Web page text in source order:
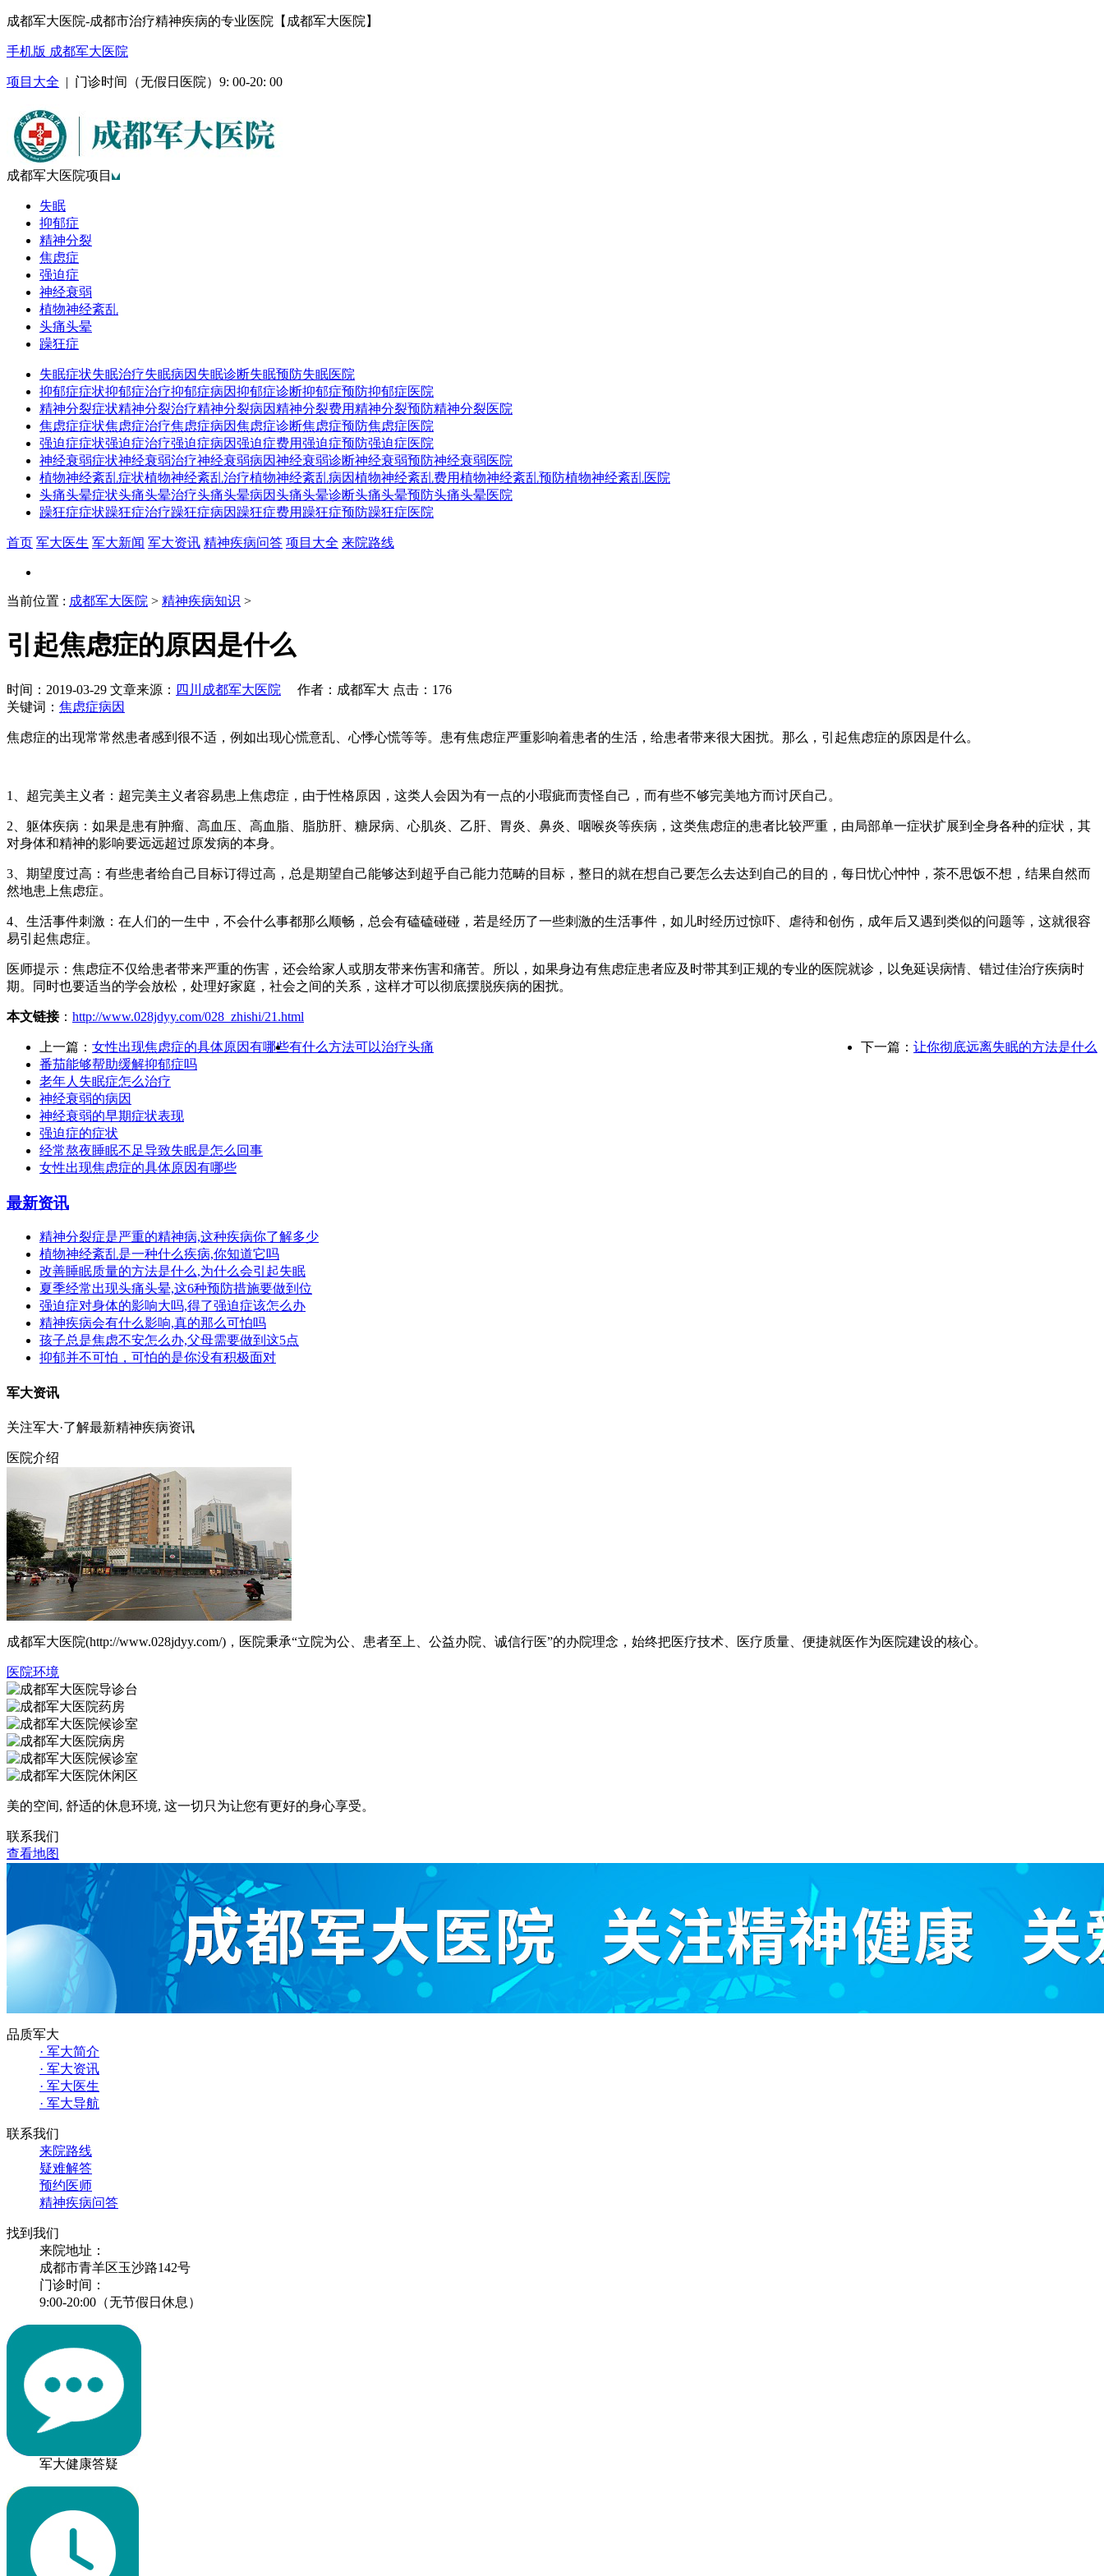
成都军大医院-成都市治疗精神疾病的专业医院【成都军大医院】
手机版 成都军大医院
项目大全 | 门诊时间（无假日医院）9: 00-20: 00
成都军大医院项目
失眠
抑郁症
精神分裂
焦虑症
强迫症
神经衰弱
植物神经紊乱
头痛头晕
躁狂症
失眠症状失眠治疗失眠病因 失眠诊断失眠预防失眠医院
抑郁症症状抑郁症治疗抑郁症病因抑郁症诊断抑郁症预防抑郁症医院
精神分裂症状精神分裂治疗精神分裂病因精神分裂费用精神分裂预防精神分裂医院
焦虑症症状焦虑症治疗焦虑症病因焦虑症诊断焦虑症预防焦虑症医院
强迫症症状强迫症治疗强迫症病因强迫症费用强迫症预防强迫症医院
神经衰弱症状神经衰弱治疗神经衰弱病因神经衰弱诊断神经衰弱预防神经衰弱医院
植物神经紊乱症状植物神经紊乱治疗植物神经紊乱病因植物神经紊乱费用植物神经紊乱预防植物神经紊乱医院
头痛头晕症状头痛头晕治疗头痛头晕病因头痛头晕诊断头痛头晕预防头痛头晕医院
躁狂症症状躁狂症治疗躁狂症病因 躁狂症费用 躁狂症预防躁狂症医院
首页 军大医生 军大新闻 军大资讯 精神疾病问答 项目大全 来院路线
当前位置 : 成都军大医院 > 精神疾病知识 >
引起焦虑症的原因是什么
时间：2019-03-29 文章来源： 四川成都军大医院 作者：成都军大 点击：176
关键词： 焦虑症病因
焦虑症的出现常常然患者感到很不适，例如出现心慌意乱、心悸心慌等等。患有焦虑症严重影响着患者的生活，给患者带来很大困扰。那么，引起焦虑症的原因是什么。
1、超完美主义者：超完美主义者容易患上焦虑症，由于性格原因，这类人会因为有一点的小瑕疵而责怪自己，而有些不够完美地方而讨厌自己。
2、躯体疾病：如果是患有肿瘤、高血压、高血脂、脂肪肝、糖尿病、心肌炎、乙肝、胃炎、鼻炎、咽喉炎等疾病，这类焦虑症的患者比较严重，由局部单一症状扩展到全身各种的症状，其
对身体和精神的影响要远远超过原发病的本身。
3、期望度过高：有些患者给自己目标订得过高，总是期望自己能够达到超乎自己能力范畴的目标，整日的就在想自己要怎么去达到自己的目的，每日忧心忡忡，茶不思饭不想，结果自然而
然地患上焦虑症。
4、生活事件刺激：在人们的一生中，不会什么事都那么顺畅，总会有磕磕碰碰，若是经历了一些刺激的生活事件，如儿时经历过惊吓、虐待和创伤，成年后又遇到类似的问题等，这就很容
易引起焦虑症。
医师提示：焦虑症不仅给患者带来严重的伤害，还会给家人或朋友带来伤害和痛苦。所以，如果身边有焦虑症患者应及时带其到正规的专业的医院就诊，以免延误病情、错过佳治疗疾病时
期。同时也要适当的学会放松，处理好家庭，社会之间的关系，这样才可以彻底摆脱疾病的困扰。
本文链接： http://www.028jdyy.com/028_zhishi/21.html
上一篇： 女性出现焦虑症的具体原因有哪些 下一篇： 让你彻底远离失眠的方法是什么
有什么方法可以治疗头痛
番茄能够帮助缓解抑郁症吗
老年人失眠症怎么治疗
神经衰弱的病因
神经衰弱的早期症状表现
强迫症的症状
经常熬夜睡眠不足导致失眠是怎么回事
女性出现焦虑症的具体原因有哪些
最新资讯
精神分裂症是严重的精神病,这种疾病你了解多少
植物神经紊乱是一种什么疾病,你知道它吗
改善睡眠质量的方法是什么,为什么会引起失眠
夏季经常出现头痛头晕,这6种预防措施要做到位
强迫症对身体的影响大吗,得了强迫症该怎么办
精神疾病会有什么影响,真的那么可怕吗
孩子总是焦虑不安怎么办,父母需要做到这5点
抑郁并不可怕，可怕的是你没有积极面对
军大资讯
关注军大·了解最新精神疾病资讯
医院介绍
成都军大医院(http://www.028jdyy.com/)，医院秉承“立院为公、患者至上、公益办院、诚信行医”的办院理念，始终把医疗技术、医疗质量、便捷就医作为医院建设的核心。
医院环境
美的空间, 舒适的休息环境, 这一切只为让您有更好的身心享受。
联系我们
查看地图
品质军大
· 军大简介
· 军大资讯
· 军大医生
· 军大导航
联系我们
来院路线
疑难解答
预约医师
精神疾病问答
找到我们
来院地址：
成都市青羊区玉沙路142号
门诊时间：
9:00-20:00（无节假日休息）
军大健康答疑